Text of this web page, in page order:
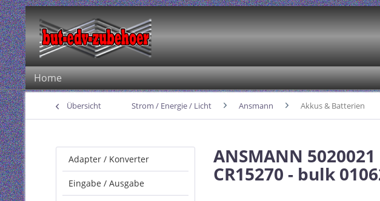
Home
Übersicht Strom / Energie / Licht Ansmann Akkus & Batterien
Adapter / Konverter
Eingabe / Ausgabe
ANSMANN
CR15270 - bulk